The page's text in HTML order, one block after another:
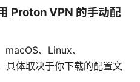
Proton VPN 的手动配
、Linux、
具体取决于你下载的配置文